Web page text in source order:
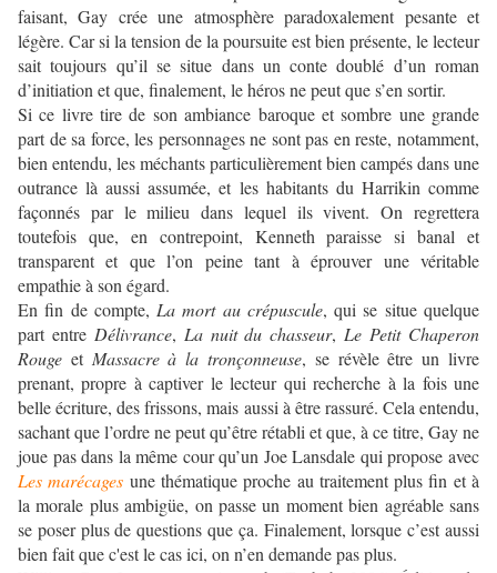
faisant, Gay crée une atmosphère paradoxalement pesante et
légère. Car si la tension de la poursuite est bien présente, le lecteur
sait toujours qu’il se situe dans un conte doublé d’un roman
d’initiation et que, finalement, le héros ne peut que s’en sortir.
Si ce livre tire de son ambiance baroque et sombre une grande
part de sa force, les personnages ne sont pas en reste, notamment,
bien entendu, les méchants particulièrement bien campés dans une
outrance là aussi assumée, et les habitants du Harrikin comme
façonnés par le milieu dans lequel ils vivent. On regrettera
toutefois que, en contrepoint, Kenneth paraisse si banal et
transparent et que l’on peine tant à éprouver une véritable
empathie à son égard.
En fin de compte, La mort au crépuscule, qui se situe quelque
part entre Délivrance, La nuit du chasseur, Le Petit Chaperon
Rouge et Massacre à la tronçonneuse, se révèle être un livre
prenant, propre à captiver le lecteur qui recherche à la fois une
belle écriture, des frissons, mais aussi à être rassuré. Cela entendu,
sachant que l’ordre ne peut qu’être rétabli et que, à ce titre, Gay ne
joue pas dans la même cour qu’un Joe Lansdale qui propose avec
Les marécages une thématique proche au traitement plus fin et à
la morale plus ambigüe, on passe un moment bien agréable sans
se poser plus de questions que ça. Finalement, lorsque c’est aussi
bien fait que c'est le cas ici, on n’en demande pas plus.